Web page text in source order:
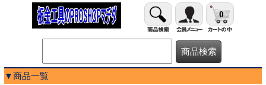
0
▼商品一覧